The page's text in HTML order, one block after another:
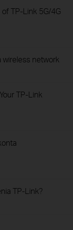
TP-Link 5G/4G
network
TP-Link
TP-Link?